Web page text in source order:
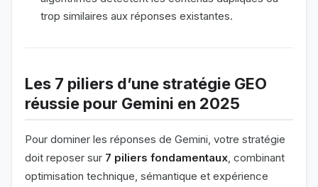
trop similaires aux réponses existantes.
Les 7 piliers d’une stratégie GEO
réussie pour Gemini en 2025
Pour dominer les réponses de Gemini, votre stratégie
doit reposer sur 7 piliers fondamentaux, combinant
optimisation technique, sémantique et expérience